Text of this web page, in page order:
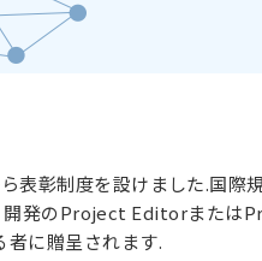
表彰制度を設けました.国
発のProject Editorまたは
者に贈呈されます.